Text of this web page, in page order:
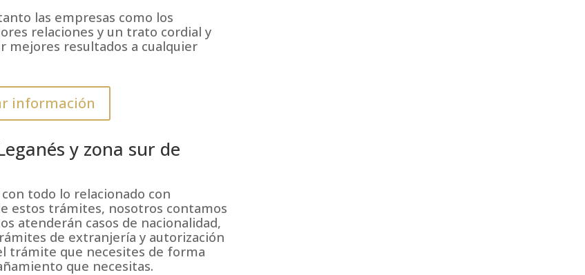
las empresas como los
relaciones y un trato cordial y
mejores resultados a cualquier
información
y zona sur de
todo lo relacionado con
estos trámites, nosotros contamos
atenderán casos de nacionalidad,
de extranjería y autorización
trámite que necesites de forma
que necesitas.